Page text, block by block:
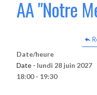
AA "Notre
Date/heure
Date - lundi 28 juin 2027
18:00 - 19:30